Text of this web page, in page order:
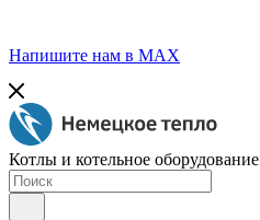
Напишите нам в МАХ
Котлы и котельное оборудование